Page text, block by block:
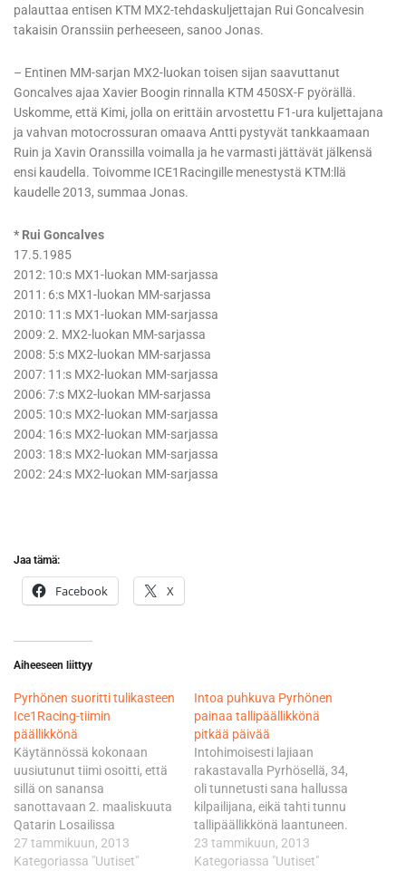
palauttaa entisen KTM MX2-tehdaskuljettajan Rui Goncalvesin
takaisin Oranssiin perheeseen, sanoo Jonas.
– Entinen MM-sarjan MX2-luokan toisen sijan saavuttanut
Goncalves ajaa Xavier Boogin rinnalla KTM 450SX-F pyörällä.
Uskomme, että Kimi, jolla on erittäin arvostettu F1-ura kuljettajana
ja vahvan motocrossuran omaava Antti pystyvät tankkaamaan
Ruin ja Xavin Oranssilla voimalla ja he varmasti jättävät jälkensä
ensi kaudella. Toivomme ICE1Racingille menestystä KTM:llä
kaudelle 2013, summaa Jonas.
* Rui Goncalves
17.5.1985
2012: 10:s MX1-luokan MM-sarjassa
2011: 6:s MX1-luokan MM-sarjassa
2010: 11:s MX1-luokan MM-sarjassa
2009: 2. MX2-luokan MM-sarjassa
2008: 5:s MX2-luokan MM-sarjassa
2007: 11:s MX2-luokan MM-sarjassa
2006: 7:s MX2-luokan MM-sarjassa
2005: 10:s MX2-luokan MM-sarjassa
2004: 16:s MX2-luokan MM-sarjassa
2003: 18:s MX2-luokan MM-sarjassa
2002: 24:s MX2-luokan MM-sarjassa
Jaa tämä:
Facebook X
Aiheeseen liittyy
Pyrhönen suoritti tulikasteen
Ice1Racing-tiimin
päällikkönä
Käytännössä kokonaan
uusiutunut tiimi osoitti, että
sillä on sanansa
sanottavaan 2. maaliskuuta
Qatarin Losailissa
käynnistyvässä MX1-luokan
MM-sarjassa. Jo aika-ajossa
27 tammikuun, 2013
Kategoriassa "Uutiset"
Intoa puhkuva Pyrhönen
painaa tallipäällikkönä
pitkää päivää
Intohimoisesti lajiaan
rakastavalla Pyrhösellä, 34,
oli tunnetusti sana hallussa
kilpailijana, eikä tahti tunnu
tallipäällikkönä laantuneen.
Hyvä näin. Pyrtsimäisen
tuttu tunteen palo roihuaa
23 tammikuun, 2013
Kategoriassa "Uutiset"